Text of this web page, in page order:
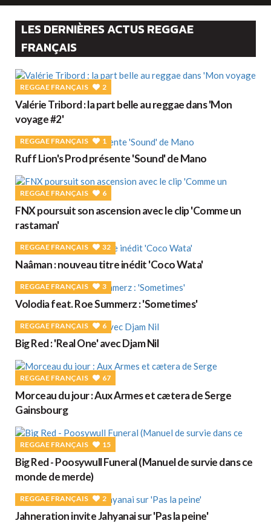
LES DERNIÈRES ACTUS REGGAE
FRANÇAIS
REGGAE FRANÇAIS 2
Valérie Tribord : la part belle au reggae dans 'Mon
voyage #2'
REGGAE FRANÇAIS 1
Ruff Lion's Prod présente 'Sound' de Mano
REGGAE FRANÇAIS 6
FNX poursuit son ascension avec le clip 'Comme un
rastaman'
REGGAE FRANÇAIS 32
Naâman : nouveau titre inédit 'Coco Wata'
REGGAE FRANÇAIS 3
Volodia feat. Roe Summerz : 'Sometimes'
REGGAE FRANÇAIS 6
Big Red : 'Real One' avec Djam Nil
REGGAE FRANÇAIS 67
Morceau du jour : Aux Armes et cætera de Serge
Gainsbourg
REGGAE FRANÇAIS 15
Big Red - Poosywull Funeral (Manuel de survie dans ce
monde de merde)
REGGAE FRANÇAIS 2
Jahneration invite Jahyanai sur 'Pas la peine'